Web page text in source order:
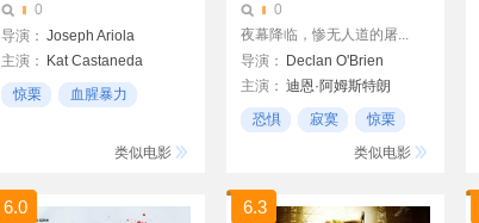
0
导演： Joseph Ariola
主演：
Kat Castaneda
Chris Bashinelli
惊栗
血腥暴力
类似电影
0
夜幕降临，惨无人道的屠...
导演：
Declan O'Brien
主演： 迪恩·阿姆斯特朗
Jenny Pudavick
恐惧 寂寞
惊栗
类似电影
6.0 6.3